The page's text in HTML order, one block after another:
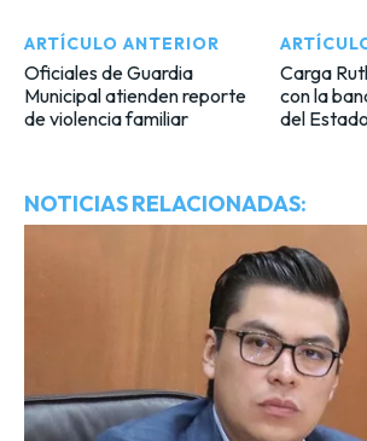
ARTÍCULO ANTERIOR
Oficiales de Guardia
Municipal atienden reporte
de violencia familiar
Carga
con la
del
NOTICIAS RELACIONADAS: